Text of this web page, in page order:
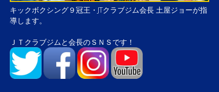
キックボクシング９冠王・JTクラブジム会長 土屋ジョーが指
導します。
ＪＴクラブジムと会長のＳＮＳです！